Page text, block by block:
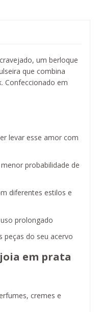
um berloque
que combina
Confeccionado em
levar esse amor com
probabilidade de
diferentes estilos e
prolongado
peças do seu acervo
em prata
cremes e